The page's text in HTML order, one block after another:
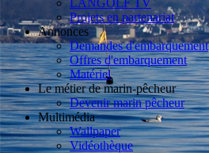
LANGOLF TV
Projets en partenariat
Annonces
Demandes d'embarquement
Offres d'embarquement
Matériel
Le métier de marin-pêcheur
Devenir marin pêcheur
Multimédia
Wallpaper
Vidéothèque